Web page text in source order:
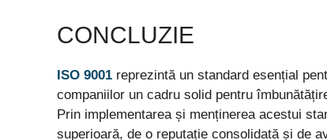
CONCLUZIE
ISO 9001 reprezintă un standard esențial
companiilor un cadru solid pentru
Prin implementarea și menținerea acestui
superioară, de o reputație consolidată și de